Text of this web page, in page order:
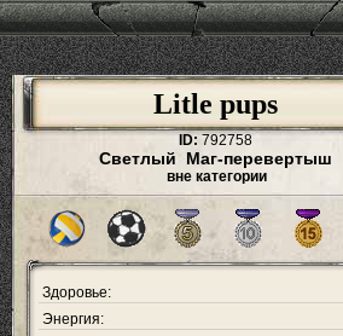
Litle pups
ID: 792758
Светлый Маг-перевертыш
вне категории
Здоровье:
Энергия: